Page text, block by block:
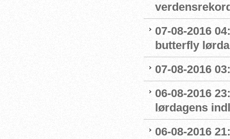
07-08-2016
butterfly
07-08-2016
06-08-2016
lørdagens
06-08-2016